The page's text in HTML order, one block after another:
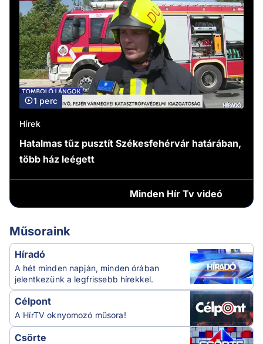
1 perc
Hírek
Hatalmas tűz pusztít Székesfehérvár határában,
több ház leégett
Minden Hír Tv videó
Műsoraink
Híradó
A hét minden napján, minden órában
jelentkezünk a legfrissebb hírekkel.
Célpont
A HírTV oknyomozó műsora!
Csörte